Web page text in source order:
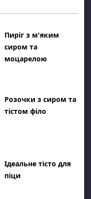
Пиріг з м'яким
сиром та
моцарелою
Розочки з сиром та
тістом філо
Ідеальне тісто для
піци